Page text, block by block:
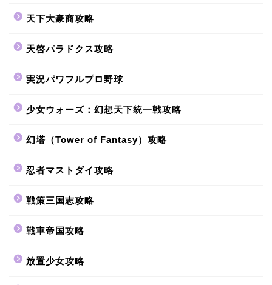
天下大豪商攻略
天啓パラドクス攻略
実況パワフルプロ野球
少女ウォーズ：幻想天下統一戦攻略
幻塔（Tower of Fantasy）攻略
忍者マストダイ攻略
戦策三国志攻略
戦車帝国攻略
放置少女攻略